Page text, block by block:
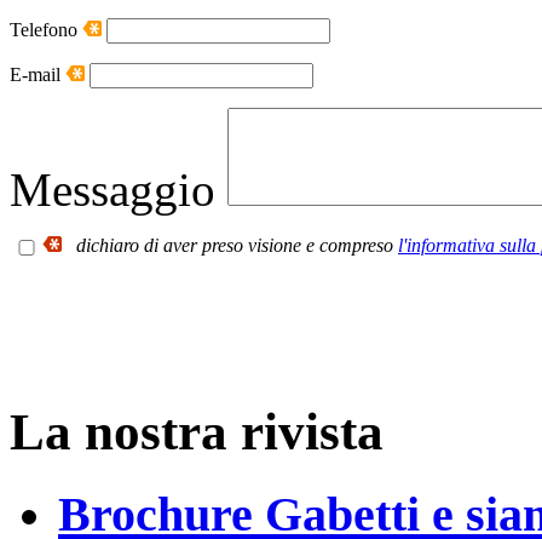
Telefono
E-mail
Messaggio
dichiaro di aver preso visione e compreso l'informativa sulla
La nostra rivista
Brochure Gabetti e